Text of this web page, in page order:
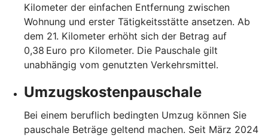
Kilometer der einfachen Entfernung zwischen
Wohnung und erster Tätigkeitsstätte ansetzen. Ab
dem 21. Kilometer erhöht sich der Betrag auf
0,38 Euro pro Kilometer. Die Pauschale gilt
unabhängig vom genutzten Verkehrsmittel.
Umzugskostenpauschale
Bei einem beruflich bedingten Umzug können Sie
pauschale Beträge geltend machen. Seit März 2024